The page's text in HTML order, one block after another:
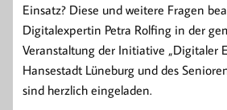
Einsatz? Diese und weitere Fragen
Digitalexpertin Petra Rolfing in der
Veranstaltung der Initiative „Digitaler
Hansestadt Lüneburg und des
sind herzlich eingeladen.